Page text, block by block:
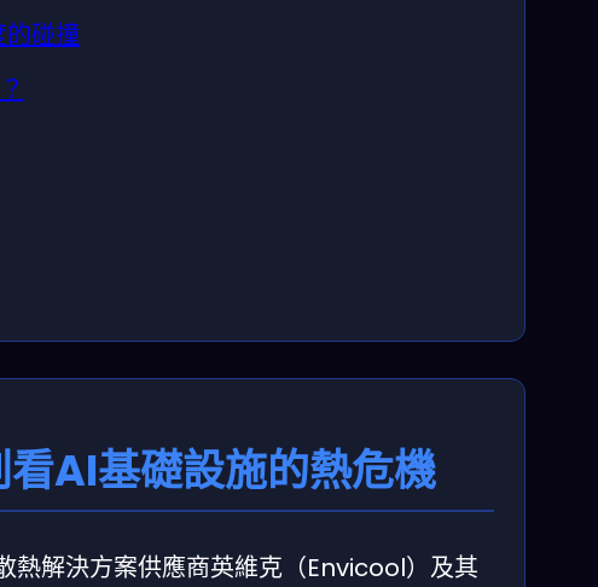
碰撞
AI基礎設施的熱危機
解決方案供應商英維克（Envicool）及其